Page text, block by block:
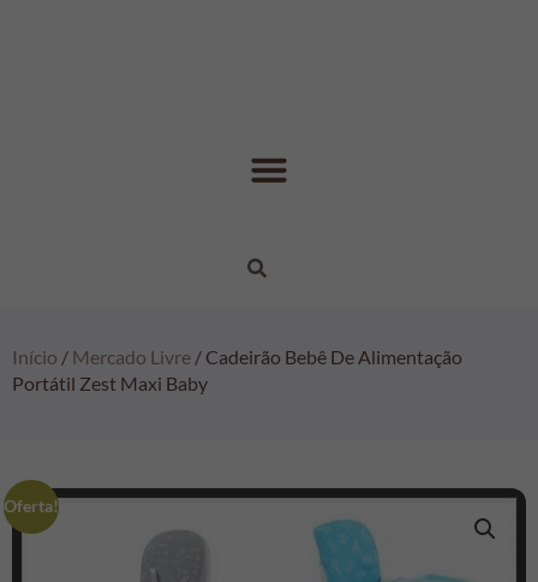
Início / Mercado Livre / Cadeirão Bebê De Alimentação
Portátil Zest Maxi Baby
Oferta!